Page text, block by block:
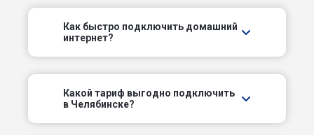
Карталинский пер
Комсомольский пр-кт
Кондукторский пер
Копейское шоссе
Как быстро подключить домашний
интернет?
Какой тариф выгодно подключить
в Челябинске?